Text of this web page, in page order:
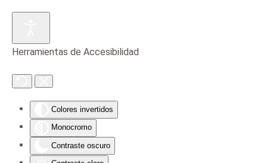
Herramientas de Accesibilidad
Colores invertidos
Monocromo
Contraste oscuro